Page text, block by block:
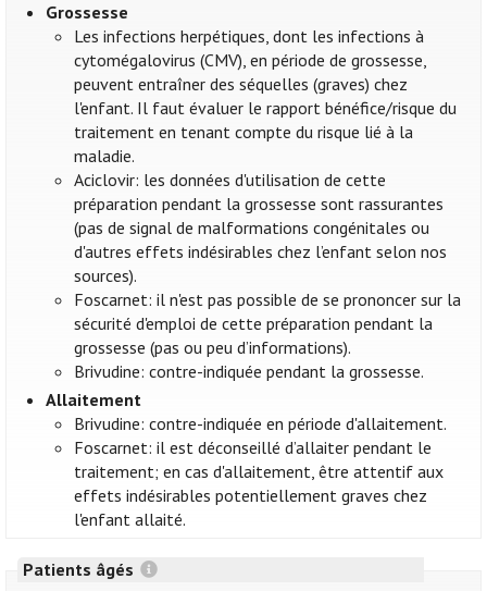
Grossesse
Les infections herpétiques, dont les infections à
cytomégalovirus (CMV), en période de grossesse,
peuvent entraîner des séquelles (graves) chez
l'enfant. Il faut évaluer le rapport bénéfice/risque du
traitement en tenant compte du risque lié à la
maladie.
Aciclovir: les données d'utilisation de cette
préparation pendant la grossesse sont rassurantes
(pas de signal de malformations congénitales ou
d'autres effets indésirables chez l’enfant selon nos
sources).
Foscarnet: il n'est pas possible de se prononcer sur la
sécurité d'emploi de cette préparation pendant la
grossesse (pas ou peu d’informations).
Brivudine: contre-indiquée pendant la grossesse.
Allaitement
Brivudine: contre-indiquée en période d'allaitement.
Foscarnet: il est déconseillé d’allaiter pendant le
traitement; en cas d'allaitement, être attentif aux
effets indésirables potentiellement graves chez
l'enfant allaité.
Patients âgés